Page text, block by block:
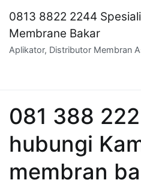
content
0813 8822 2244
Membrane Bakar
Aplikator, Distributor Membran
081 388
hubungi
membran